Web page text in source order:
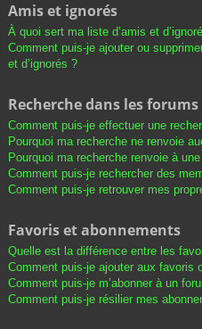
Amis et ignorés
À quoi sert ma liste d’amis et
Comment puis-je ajouter ou
et d’ignorés ?
Recherche dans les forums
Comment puis-je effectuer une
Pourquoi ma recherche ne renvoie
Pourquoi ma recherche renvoie à
Comment puis-je rechercher des
Comment puis-je retrouver mes
Favoris et abonnements
Quelle est la différence entre les
Comment puis-je ajouter aux favoris
Comment puis-je m’abonner à un
Comment puis-je résilier mes